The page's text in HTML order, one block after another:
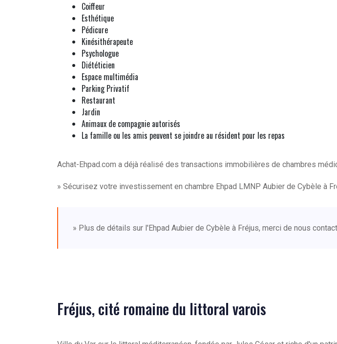
Coiffeur
Esthétique
Pédicure
Kinésithérapeute
Psychologue
Diététicien
Espace multimédia
Parking Privatif
Restaurant
Jardin
Animaux de compagnie autorisés
La famille ou les amis peuvent se joindre au résident pour les repas
Achat-Ehpad.com a déjà réalisé des transactions immobilières de chambres
» Sécurisez votre investissement en chambre Ehpad LMNP Aubier de Cybèle à
» Plus de détails sur l'Ehpad Aubier de Cybèle à Fréjus, merci de nous
Fréjus, cité romaine du littoral varois